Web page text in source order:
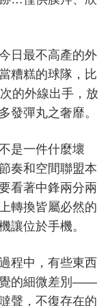
日最不高產的外
糟糕的球隊，比
的外線出手，放
發彈丸之奢靡。
是一件什麼壞
奏和空間聯盟本
看著中鋒兩分兩
轉換皆屬必然的
讓位於手機。
程中，有些東西
覺的細微差別——
聲，不復存在的